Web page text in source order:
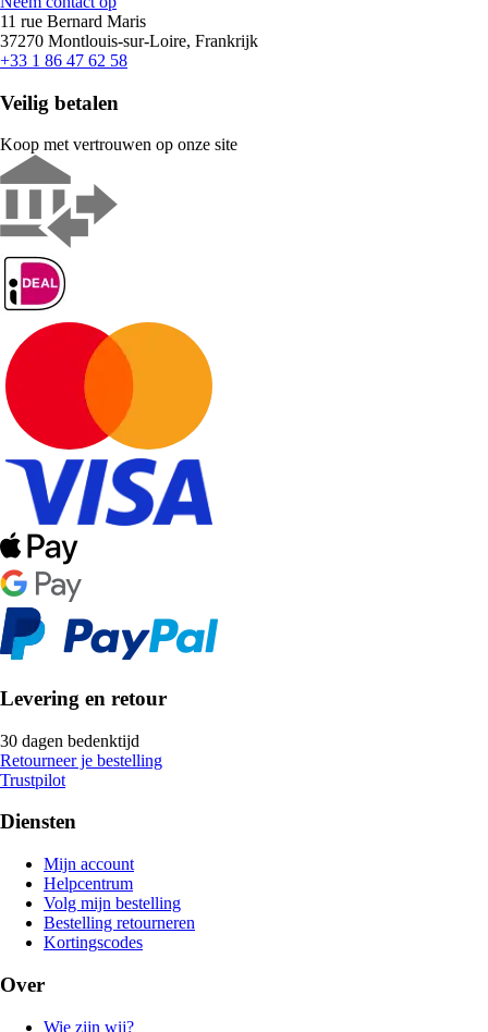
11 rue Bernard Maris
37270 Montlouis-sur-Loire, Frankrijk
+33 1 86 47 62 58
Veilig betalen
Koop met vertrouwen op onze site
Levering en retour
30 dagen bedenktijd
Retourneer je bestelling
Trustpilot
Diensten
Mijn account
Helpcentrum
Volg mijn bestelling
Bestelling retourneren
Kortingscodes
Over
Wie zijn wij?